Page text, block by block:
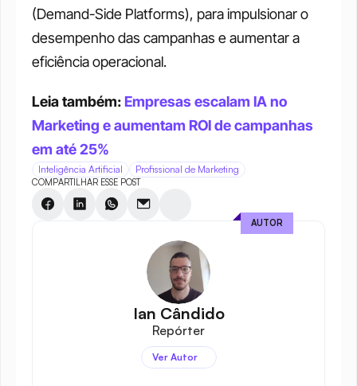
(Demand-Side Platforms), para impulsionar o
desempenho das campanhas e aumentar a
eficiência operacional.
Leia também: Empresas escalam IA no
Marketing e aumentam ROI de campanhas
em até 25%
Inteligência Artificial Profissional de Marketing
COMPARTILHAR ESSE POST
Ian Cândido
Repórter
Ver Autor
AUTOR